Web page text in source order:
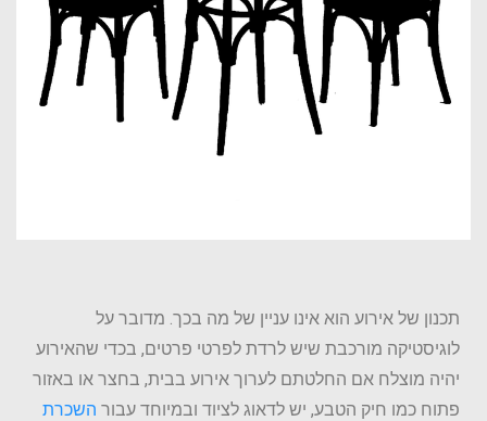
תכנון של אירוע הוא אינו עניין של מה בכך. מדובר על
לוגיסטיקה מורכבת שיש לרדת לפרטי פרטים, בכדי שהאירוע
יהיה מוצלח אם החלטתם לערוך אירוע בבית, בחצר או באזור
פתוח כמו חיק הטבע, יש לדאוג לציוד ובמיוחד עבורהשכרת